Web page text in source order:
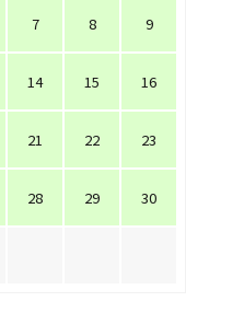
7 8 9
14 15 16
21 22 23
28 29 30